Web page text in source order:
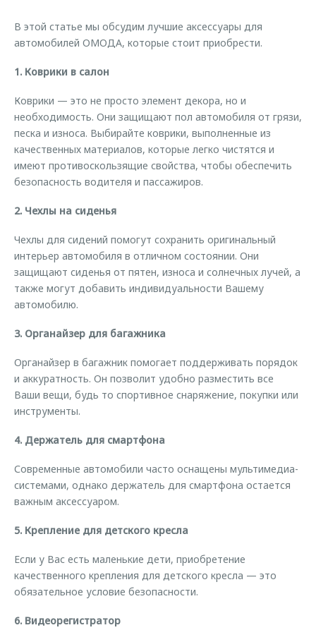
Кредитный калькулятор
Оригинальные аксессуары
Запчасти
Трейд-ин
Калькулятор трейд-ин
O&J Автоклуб
Клуб владельцев OMODA
Аксессуары
Одежда и сувениры
Оригинальные аксессуары
Запчасти
Обратная связь
В этой статье мы обсудим лучшие аксессуары для
автомобилей ОМОДА, которые стоит приобрести.
1. Коврики в салон
Коврики — это не просто элемент декора, но и
необходимость. Они защищают пол автомобиля от грязи,
песка и износа. Выбирайте коврики, выполненные из
качественных материалов, которые легко чистятся и
имеют противоскользящие свойства, чтобы обеспечить
безопасность водителя и пассажиров.
2. Чехлы на сиденья
Чехлы для сидений помогут сохранить оригинальный
интерьер автомобиля в отличном состоянии. Они
защищают сиденья от пятен, износа и солнечных лучей, а
также могут добавить индивидуальности Вашему
автомобилю.
3. Органайзер для багажника
Органайзер в багажник помогает поддерживать порядок
и аккуратность. Он позволит удобно разместить все
Ваши вещи, будь то спортивное снаряжение, покупки или
инструменты.
4. Держатель для смартфона
Современные автомобили часто оснащены мультимедиа-
системами, однако держатель для смартфона остается
важным аксессуаром.
5. Крепление для детского кресла
Если у Вас есть маленькие дети, приобретение
качественного крепления для детского кресла — это
обязательное условие безопасности.
6. Видеорегистратор